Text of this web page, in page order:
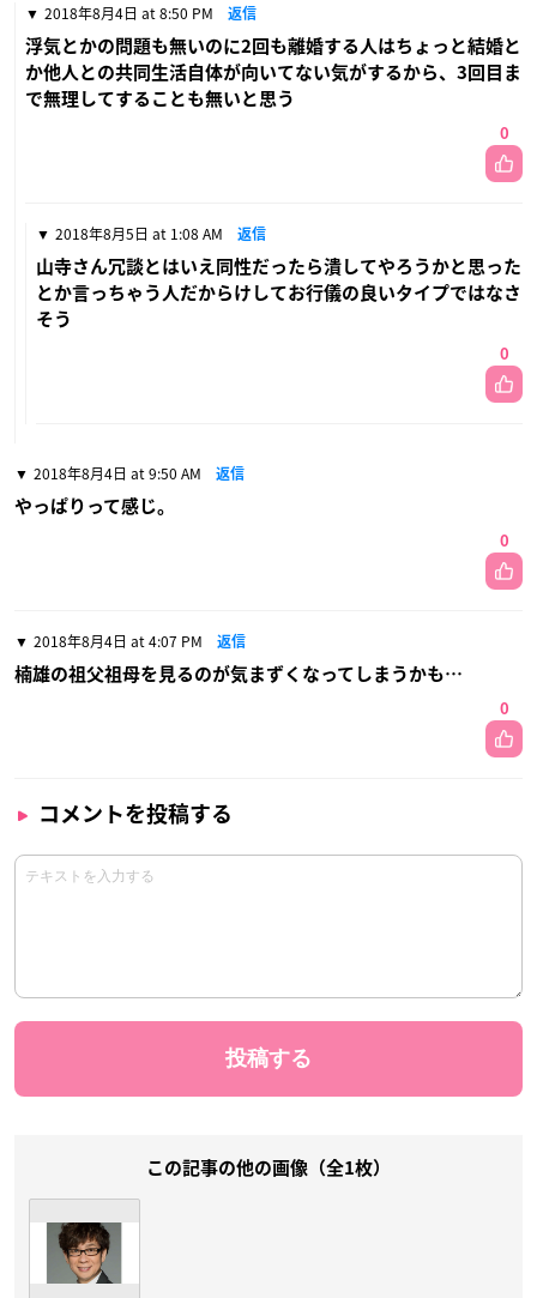
2018年8月4日 at 8:50 PM 返信
浮気とかの問題も無いのに2回も離婚する人はちょっと結婚と
か他人との共同生活自体が向いてない気がするから、3回目ま
で無理してすることも無いと思う
0
2018年8月5日 at 1:08 AM 返信
山寺さん冗談とはいえ同性だったら潰してやろうかと思った
とか言っちゃう人だからけしてお行儀の良いタイプではなさ
そう
0
2018年8月4日 at 9:50 AM 返信
やっぱりって感じ。
0
2018年8月4日 at 4:07 PM 返信
楠雄の祖父祖母を見るのが気まずくなってしまうかも…
0
コメントを投稿する
この記事の他の画像（全1枚）